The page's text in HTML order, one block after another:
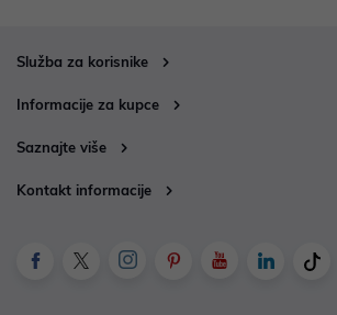
Služba za korisnike
Informacije za kupce
Saznajte više
Kontakt informacije